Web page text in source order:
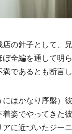
の針子として、
ぼ全編を通して明
であるとも断言
はかなり序盤）
着姿でやってきた
に近づいたジー